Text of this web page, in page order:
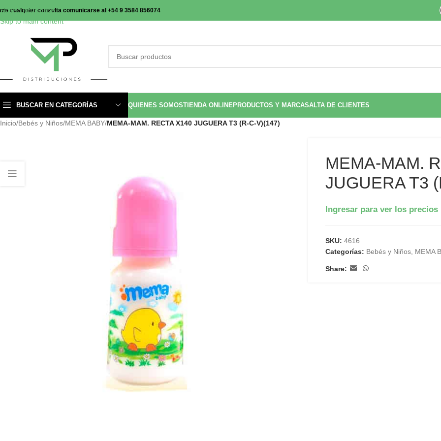
Skip to navigation
Skip to main content
cualquier consulta comunicarse al +54 9 3584 856074
BUSCAR EN CATEGORÍAS QUIENES SOMOSTIENDA ONLINEPRODUCTOS Y MARCASALTA DE CLIENTES
Inicio/Bebés y Niños/MEMA BABY/MEMA-MAM. RECTA X140 JUGUERA T3 (R-C-V)(147)
MEMA-MAM.
JUGUERA T3
Ingresar para ver los precios
SKU: 4616
Categorías: Bebés y Niños, MEMA
Share: